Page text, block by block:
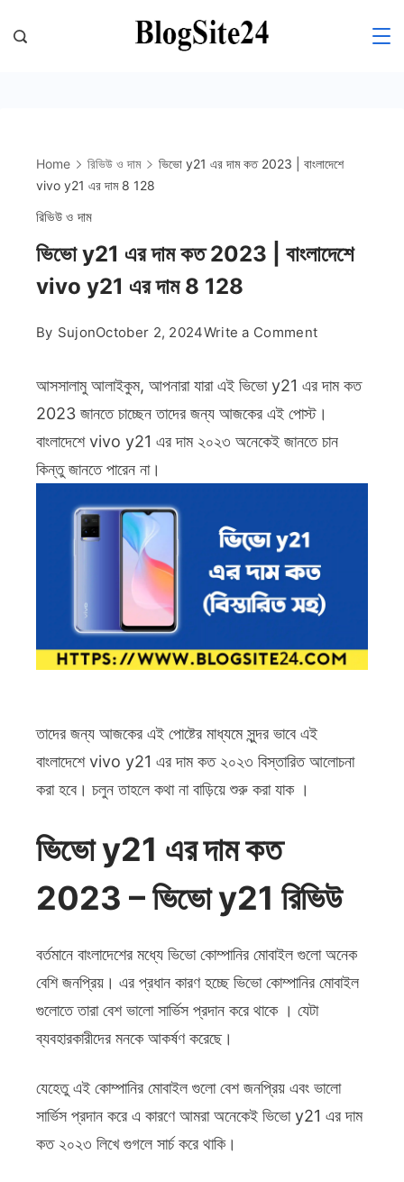
to
Home রিভিউ ও দাম
ভিভো y21 এর দাম কত 2023 | বাংলাদেশে
vivo y21 এর দাম 8 128
রিভিউ ও দাম
ভিভো y21 এর দাম কত 2023 | বাংলাদেশে
vivo y21 এর দাম 8 128
By SujonOctober 2, 2024Write a Commenton
y21
দাম
কত
y21
এর
দাম
128
আসসালামু আলাইকুম, আপনারা যারা এই ভিভো y21 এর দাম কত
2023 জানতে চাচ্ছেন তাদের জন্য আজকের এই পোস্ট।
বাংলাদেশে vivo y21 এর দাম ২০২৩ অনেকেই জানতে চান
কিন্তু জানতে পারেন না।
তাদের জন্য আজকের এই পোষ্টের মাধ্যমে সুন্দর ভাবে এই
বাংলাদেশে vivo y21 এর দাম কত ২০২৩ বিস্তারিত আলোচনা
করা হবে। চলুন তাহলে কথা না বাড়িয়ে শুরু করা যাক ।
ভিভো y21 এর দাম কত
2023 – ভিভো y21 রিভিউ
বর্তমানে বাংলাদেশের মধ্যে ভিভো কোম্পানির মোবাইল গুলো অনেক
বেশি জনপ্রিয়। এর প্রধান কারণ হচ্ছে ভিভো কোম্পানির মোবাইল
গুলোতে তারা বেশ ভালো সার্ভিস প্রদান করে থাকে । যেটা
ব্যবহারকারীদের মনকে আকর্ষণ করেছে।
যেহেতু এই কোম্পানির মোবাইল গুলো বেশ জনপ্রিয় এবং ভালো
সার্ভিস প্রদান করে এ কারণে আমরা অনেকেই ভিভো y21 এর দাম
কত ২০২৩ লিখে গুগলে সার্চ করে থাকি।